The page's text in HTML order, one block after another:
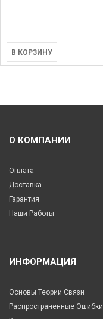
В КОРЗИНУ
О КОМПАНИИ
Оплата
Доставка
Гарантия
Наши Работы
ИНФОРМАЦИЯ
Основы Теории Связи
Распространенные Ошибки